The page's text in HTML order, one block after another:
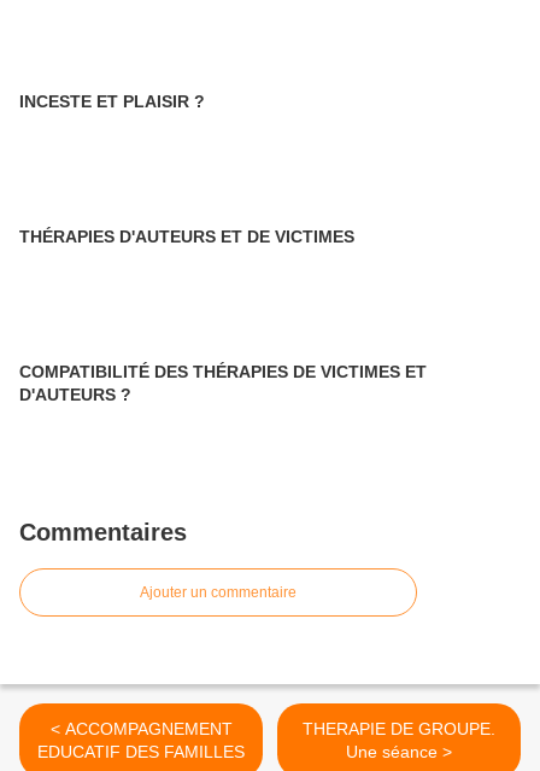
INCESTE ET PLAISIR ?
THÉRAPIES D'AUTEURS ET DE VICTIMES
COMPATIBILITÉ DES THÉRAPIES DE VICTIMES ET
D'AUTEURS ?
Commentaires
Ajouter un commentaire
< ACCOMPAGNEMENT
EDUCATIF DES FAMILLES
THERAPIE DE GROUPE.
Une séance >